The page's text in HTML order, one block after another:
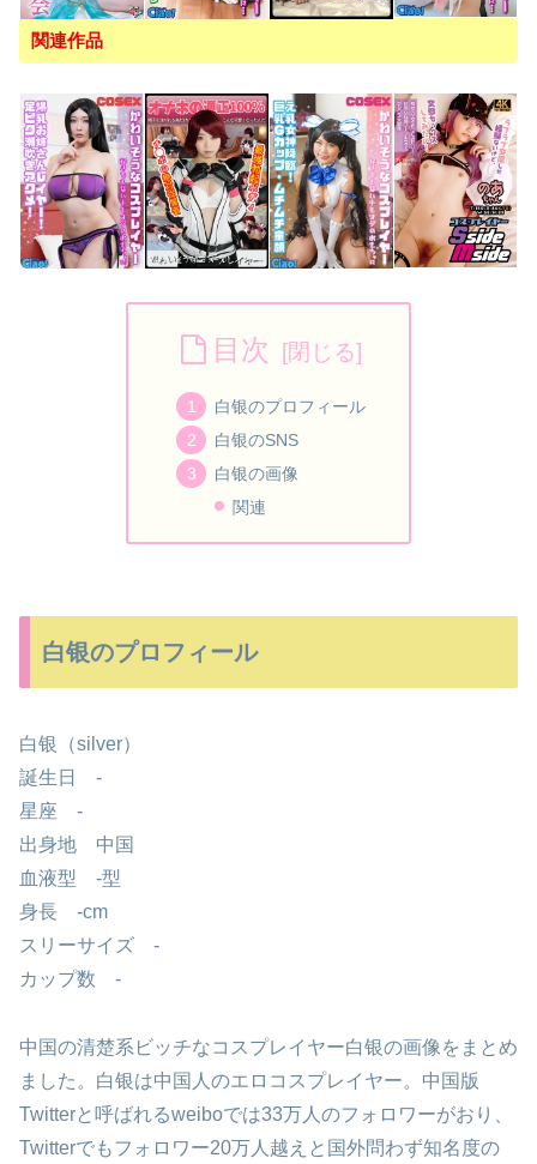
関連作品
目次
白银のプロフィール
白银のSNS
白银の画像
関連
白银のプロフィール
白银（silver）
誕生日 -
星座 -
出身地 中国
血液型 -型
身長 -cm
スリーサイズ -
カップ数 -
中国の清楚系ビッチなコスプレイヤー白银の画像をまとめ
ました。白银は中国人のエロコスプレイヤー。中国版
Twitterと呼ばれるweiboでは33万人のフォロワーがおり、
Twitterでもフォロワー20万人越えと国外問わず知名度の